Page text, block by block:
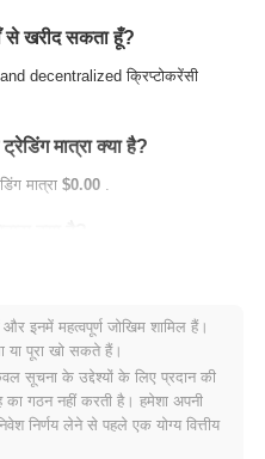
खरीद सकता हूँ?
decentralized क्रिप्टोकरेंसी
मात्रा क्या है?
मात्रा $0.00 .
~29.68%नीचे कारोबार कर रहा है .
में BUBBLES कैसा प्रदर्शन कर
इनमें महत्वपूर्ण जोखिम शामिल हैं।
या पूरा खो सकते हैं।
सूचना के उद्देश्यों के लिए प्रदान की
का गठन नहीं करती है। हमेशा अपनी
निर्णय लेने से पहले एक योग्य वित्तीय